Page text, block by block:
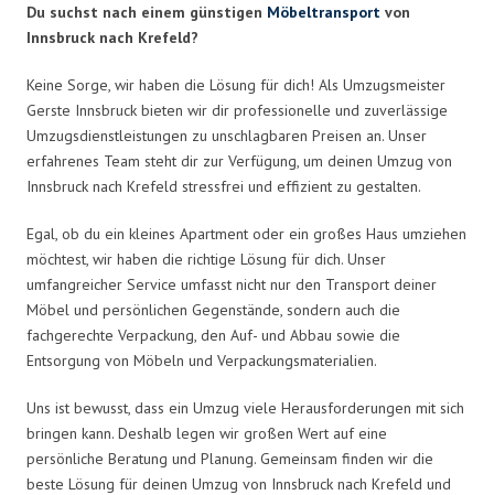
Du suchst nach einem günstigen Möbeltransport von
Innsbruck nach Krefeld?
Keine Sorge, wir haben die Lösung für dich! Als Umzugsmeister
Gerste Innsbruck bieten wir dir professionelle und zuverlässige
Umzugsdienstleistungen zu unschlagbaren Preisen an. Unser
erfahrenes Team steht dir zur Verfügung, um deinen Umzug von
Innsbruck nach Krefeld stressfrei und effizient zu gestalten.
Egal, ob du ein kleines Apartment oder ein großes Haus umziehen
möchtest, wir haben die richtige Lösung für dich. Unser
umfangreicher Service umfasst nicht nur den Transport deiner
Möbel und persönlichen Gegenstände, sondern auch die
fachgerechte Verpackung, den Auf- und Abbau sowie die
Entsorgung von Möbeln und Verpackungsmaterialien.
Uns ist bewusst, dass ein Umzug viele Herausforderungen mit sich
bringen kann. Deshalb legen wir großen Wert auf eine
persönliche Beratung und Planung. Gemeinsam finden wir die
beste Lösung für deinen Umzug von Innsbruck nach Krefeld und